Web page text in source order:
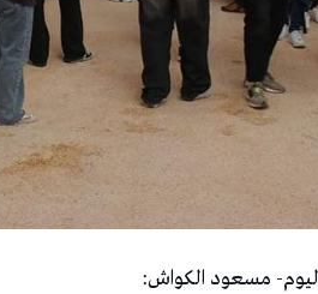
مسعود الكواش: